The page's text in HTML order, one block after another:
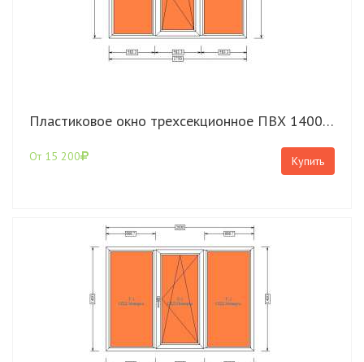
Пластиковое окно трехсекционное ПВХ 1400*1750 Rehau Grazio с поворотно откидной створкой
От 15 200 Купить